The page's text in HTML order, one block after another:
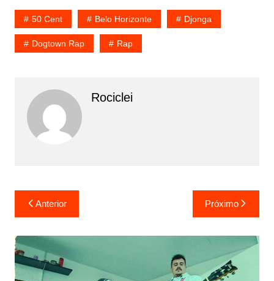
50 Cent Belo Horizonte Djonga
Dogtown Rap Rap
Rociclei
Navegação
de
Post
Anterior Próximo